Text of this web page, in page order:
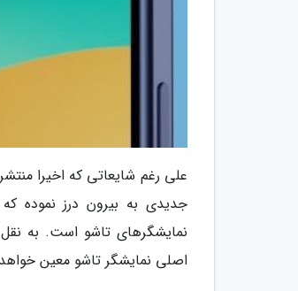
جدیدی به بیرون درز نموده
اصلی نمایشگر تاشو معین